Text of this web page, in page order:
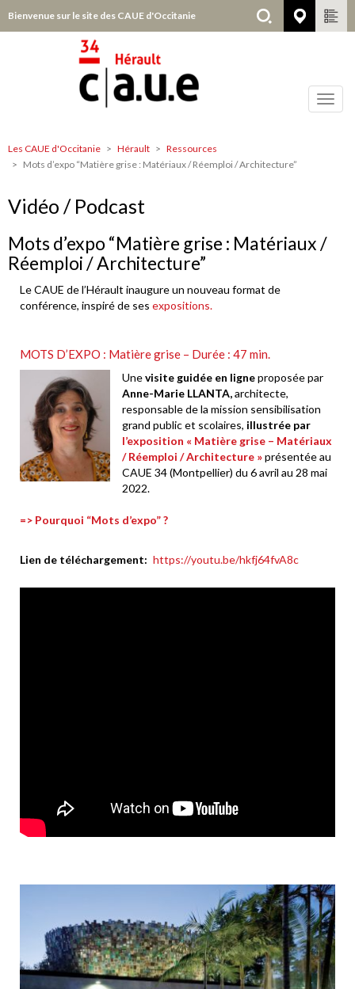
au
Bienvenue sur le site des CAUE d'Occitanie Hérault
Hérault
Les CAUE d'Occitanie Hérault
Ressources
Mots d’expo “Matière grise : Matériaux / Réemploi / Architecture”
Vidéo / Podcast
Mots d’expo “Matière grise : Matériaux /
Réemploi / Architecture”
Le CAUE de l’Hérault inaugure un nouveau format de
conférence, inspiré de ses expositions.
MOTS D’EXPO : Matière grise – Durée : 47 min.
Unevisite guidée en ligneproposée par
Anne-Marie LLANTA,architecte,
responsable de la mission sensibilisation
grand public et scolaires, illustrée par
l’exposition « Matière grise – Matériaux
/ Réemploi / Architecture »présentée au
CAUE 34 (Montpellier) du 6 avril au 28 mai
2022.
=> Pourquoi “Mots d’expo” ?
Lien de téléchargement https://youtu.be/hkfj64fvA8c